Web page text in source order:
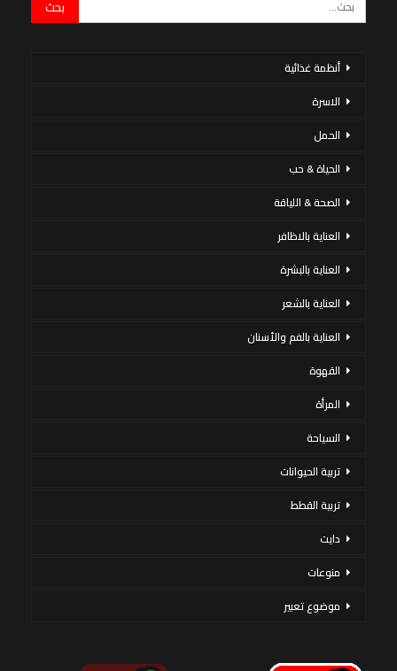
أنظمة غذائية
الاسرة
الحمل
الحياة & حب
الصحة & اللياقة
العناية بالاظافر
العناية بالبشرة
العناية بالشعر
العناية بالفم والأسنان
القهوة
المرأة
السياحة
تربية الحيوانات
تربية القطط
دايت
منوعات
موضوع تعبير